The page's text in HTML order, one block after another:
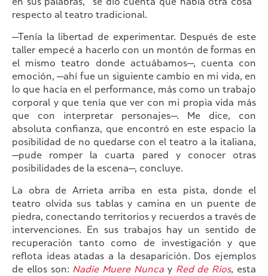
en sus palabras, “se dio cuenta que había otra cosa”
respecto al teatro tradicional.
—Tenía la libertad de experimentar. Después de este
taller empecé a hacerlo con un montón de formas en
el mismo teatro donde actuábamos—, cuenta con
emoción, —ahí fue un siguiente cambio en mi vida, en
lo que hacía en el performance, más como un trabajo
corporal y que tenía que ver con mi propia vida más
que con interpretar personajes—. Me dice, con
absoluta confianza, que encontró en este espacio la
posibilidad de no quedarse con el teatro a la italiana,
—pude romper la cuarta pared y conocer otras
posibilidades de la escena—, concluye.
La obra de Arrieta arriba en esta pista, donde el
teatro olvida sus tablas y camina en un puente de
piedra, conectando territorios y recuerdos a través de
intervenciones. En sus trabajos hay un sentido de
recuperación tanto como de investigación y que
reflota ideas atadas a la desaparición. Dos ejemplos
de ellos son: Nadie Muere Nunca y Red de Ríos, esta